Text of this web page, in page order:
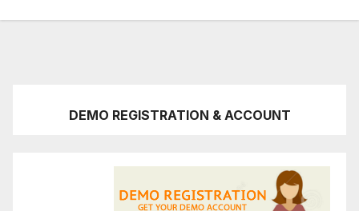
DEMO REGISTRATION & ACCOUNT